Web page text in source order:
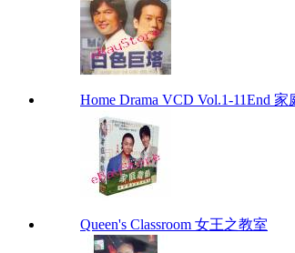
Home Drama VCD Vol.1-11End
Queen's Classroom 女王之教室